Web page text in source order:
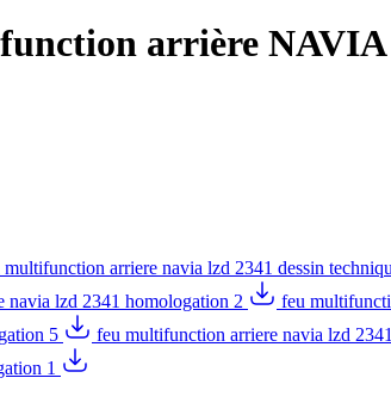
arrière NAVIA
multifunction arriere navia lzd 2341 dessin
navia lzd 2341 homologation 2 feu
5
feu multifunction arriere navia lzd
1